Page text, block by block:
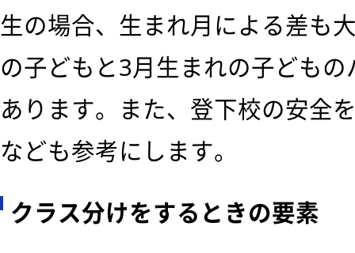
生の場合、生まれ月による差も
の子どもと3月生まれの子ども
あります。また、登下校の安全
なども参考にします。
クラス分けをするときの要素